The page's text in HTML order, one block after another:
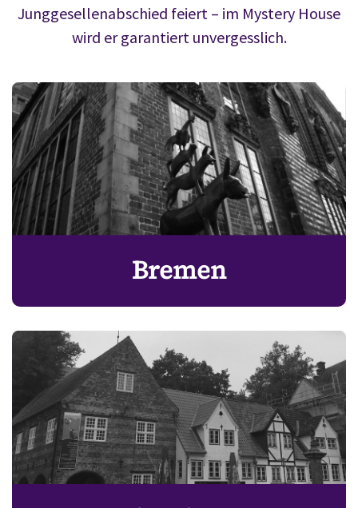
Junggesellenabschied feiert – im Mystery House
wird er garantiert unvergesslich.
Bremen